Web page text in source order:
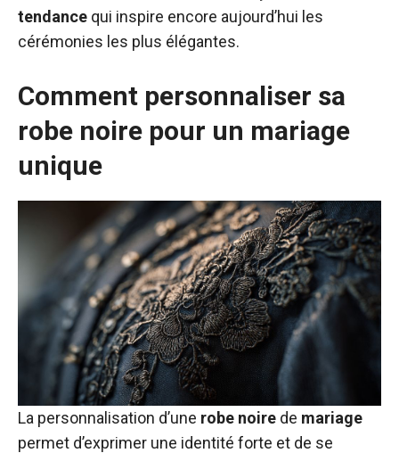
tendance qui inspire encore aujourd’hui les
cérémonies les plus élégantes.
Comment personnaliser sa
robe noire pour un mariage
unique
La personnalisation d’une robe noire de mariage
permet d’exprimer une identité forte et de se